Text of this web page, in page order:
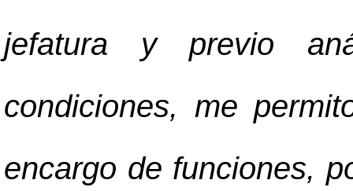
jefatura y previo
condiciones, me
encargo de funciones,